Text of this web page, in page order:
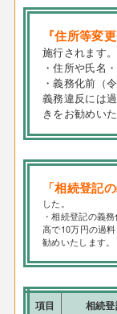
『住所等変
施行されます。
・住所や氏名
・義務化前（
義務違反には
きをお勧めいた
「相続登記
した。
・相続登記の義
高で10万円の過
勧めいたします。
項目 相続